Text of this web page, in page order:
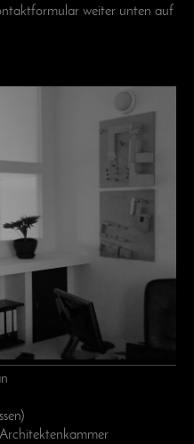
weiter unten auf